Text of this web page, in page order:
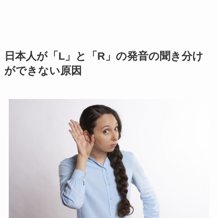
日本人が「L」と「R」の発音の聞き分け
ができない原因